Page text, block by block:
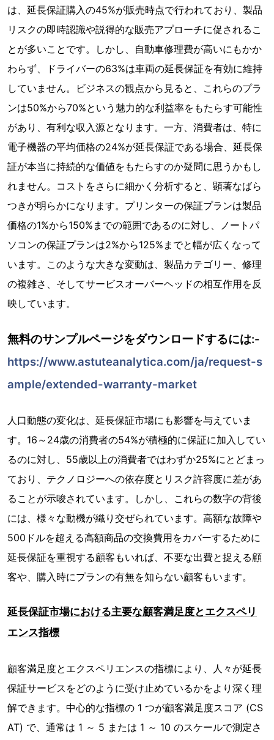
は、延長保証購入の45%が販売時点で行われており、製品
リスクの即時認識や説得的な販売アプローチに促されるこ
とが多いことです。しかし、自動車修理費が高いにもかか
わらず、ドライバーの63%は車両の延長保証を有効に維持
していません。ビジネスの観点から見ると、これらのプラ
ンは50%から70%という魅力的な利益率をもたらす可能性
があり、有利な収入源となります。一方、消費者は、特に
電子機器の平均価格の24%が延長保証である場合、延長保
証が本当に持続的な価値をもたらすのか疑問に思うかもし
れません。コストをさらに細かく分析すると、顕著なばら
つきが明らかになります。プリンターの保証プランは製品
価格の1%から150%までの範囲であるのに対し、ノートパ
ソコンの保証プランは2%から125%までと幅が広くなって
います。このような大きな変動は、製品カテゴリー、修理
の複雑さ、そしてサービスオーバーヘッドの相互作用を反
映しています。
無料のサンプルページをダウンロードするには:-
https://www.astuteanalytica.com/ja/request-s
ample/extended-warranty-market
人口動態の変化は、延長保証市場にも影響を与えていま
す。16～24歳の消費者の54%が積極的に保証に加入してい
るのに対し、55歳以上の消費者ではわずか25%にとどまっ
ており、テクノロジーへの依存度とリスク許容度に差があ
ることが示唆されています。しかし、これらの数字の背後
には、様々な動機が織り交ぜられています。高額な故障や
500ドルを超える高額商品の交換費用をカバーするために
延長保証を重視する顧客もいれば、不要な出費と捉える顧
客や、購入時にプランの有無を知らない顧客もいます。
延長保証市場における主要な顧客満足度とエクスペリ
エンス指標
顧客満足度とエクスペリエンスの指標により、人々が延長
保証サービスをどのように受け止めているかをより深く理
解できます。中心的な指標の 1 つが顧客満足度スコア (CS
AT) で、通常は 1 ～ 5 または 1 ～ 10 のスケールで測定さ